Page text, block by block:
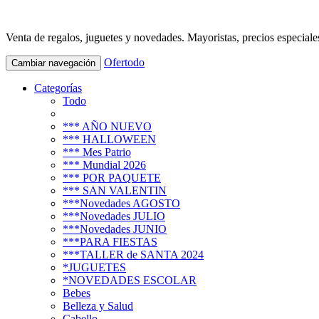
Venta de regalos, juguetes y novedades. Mayoristas, precios
Cambiar navegación Ofertodo
Categorías
Todo
*** AÑO NUEVO
*** HALLOWEEN
*** Mes Patrio
*** Mundial 2026
*** POR PAQUETE
*** SAN VALENTIN
***Novedades AGOSTO
***Novedades JULIO
***Novedades JUNIO
***PARA FIESTAS
***TALLER de SANTA 2024
*JUGUETES
*NOVEDADES ESCOLAR
Bebes
Belleza y Salud